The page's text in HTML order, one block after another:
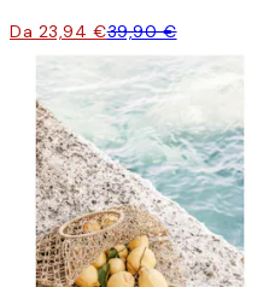
Da 23,94 €39,90 €